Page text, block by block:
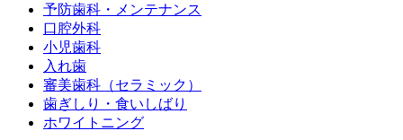
予防歯科・メンテナンス
口腔外科
小児歯科
入れ歯
審美歯科（セラミック）
歯ぎしり・食いしばり
ホワイトニング